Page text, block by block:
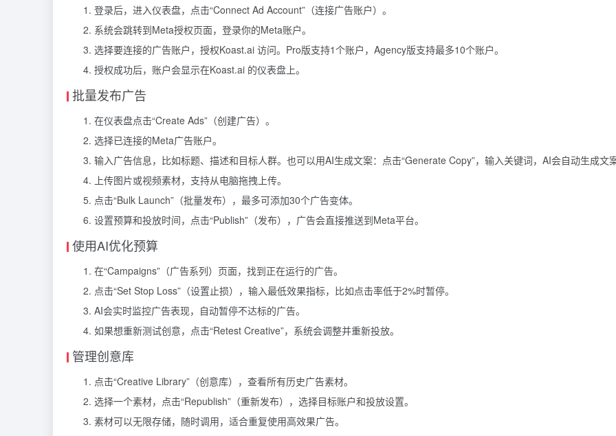
登录后，进入仪表盘，点击“Connect Ad Account”（连接广告账户）。
系统会跳转到Meta授权页面，登录你的Meta账户。
选择要连接的广告账户，授权Koast.ai 访问。Pro版支持1个账户，Agency版支持最多10个账户。
授权成功后，账户会显示在Koast.ai 的仪表盘上。
批量发布广告
在仪表盘点击“Create Ads”（创建广告）。
选择已连接的Meta广告账户。
输入广告信息，比如标题、描述和目标人群。也可以用AI生成文案：点击“Generate Copy”，输入关键词，AI会自动生成文
上传图片或视频素材，支持从电脑拖拽上传。
点击“Bulk Launch”（批量发布），最多可添加30个广告变体。
设置预算和投放时间，点击“Publish”（发布），广告会直接推送到Meta平台。
使用AI优化预算
在“Campaigns”（广告系列）页面，找到正在运行的广告。
点击“Set Stop Loss”（设置止损），输入最低效果指标，比如点击率低于2%时暂停。
AI会实时监控广告表现，自动暂停不达标的广告。
如果想重新测试创意，点击“Retest Creative”，系统会调整并重新投放。
管理创意库
点击“Creative Library”（创意库），查看所有历史广告素材。
选择一个素材，点击“Republish”（重新发布），选择目标账户和投放设置。
素材可以无限存储，随时调用，适合重复使用高效果广告。